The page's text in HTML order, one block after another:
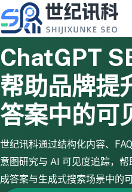
至
内
容
ChatGPT
帮助品牌提
答案中的可
世纪讯科通过结构化内容、
意图研究与 AI 可见度追踪，
成答案与生成式搜索场景中的可